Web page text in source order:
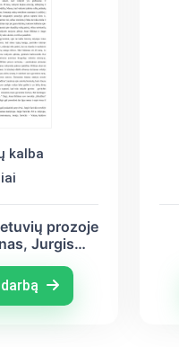
kalba
prozoje
Jurgis